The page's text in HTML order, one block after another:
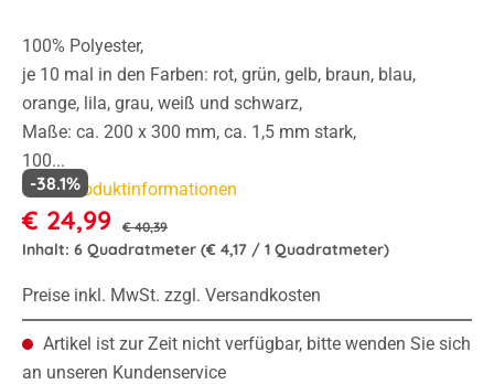
100% Polyester,
je 10 mal in den Farben: rot, grün, gelb, braun, blau,
orange, lila, grau, weiß und schwarz,
Maße: ca. 200 x 300 mm, ca. 1,5 mm stark,
100...
Mehr Produktinformationen
€ 24,99 € 40,39
-38.1%
Inhalt: 6 Quadratmeter (€ 4,17 / 1 Quadratmeter)
Preise inkl. MwSt. zzgl. Versandkosten
Artikel ist zur Zeit nicht verfügbar, bitte wenden Sie sich
an unseren Kundenservice